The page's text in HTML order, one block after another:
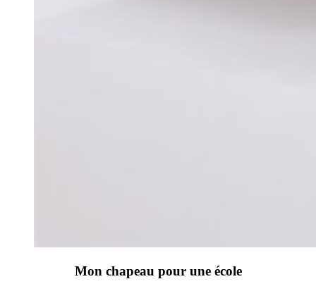
Mon chapeau pour une école